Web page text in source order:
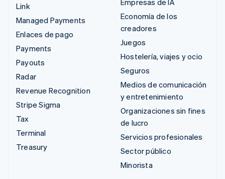
Link
Managed Payments
Enlaces de pago
Payments
Payouts
Radar
Revenue Recognition
Stripe Sigma
Tax
Terminal
Treasury
Empresas de IA
Economía de los
creadores
Juegos
Hostelería, viajes y ocio
Seguros
Medios de comunicación
y entretenimiento
Organizaciones sin fines
de lucro
Servicios profesionales
Sector público
Minorista